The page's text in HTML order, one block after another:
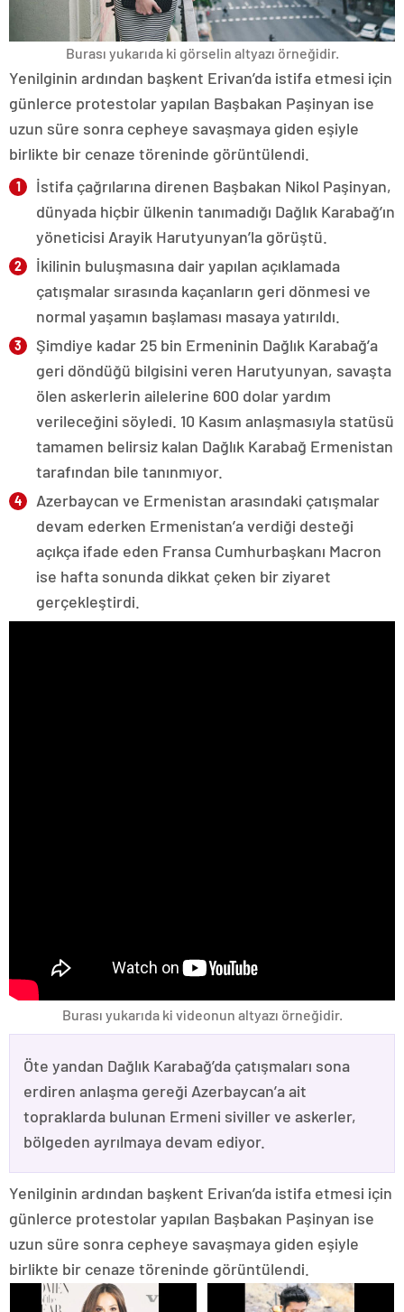
Burası yukarıda ki görselin altyazı örneğidir.
Yenilginin ardından başkent Erivan’da istifa etmesi için
günlerce protestolar yapılan Başbakan Paşinyan ise
uzun süre sonra cepheye savaşmaya giden eşiyle
birlikte bir cenaze töreninde görüntülendi.
İstifa çağrılarına direnen Başbakan Nikol Paşinyan,
dünyada hiçbir ülkenin tanımadığı Dağlık Karabağ’ın
yöneticisi Arayik Harutyunyan’la görüştü.
İkilinin buluşmasına dair yapılan açıklamada
çatışmalar sırasında kaçanların geri dönmesi ve
normal yaşamın başlaması masaya yatırıldı.
Şimdiye kadar 25 bin Ermeninin Dağlık Karabağ’a
geri döndüğü bilgisini veren Harutyunyan, savaşta
ölen askerlerin ailelerine 600 dolar yardım
verileceğini söyledi. 10 Kasım anlaşmasıyla statüsü
tamamen belirsiz kalan Dağlık Karabağ Ermenistan
tarafından bile tanınmıyor.
Azerbaycan ve Ermenistan arasındaki çatışmalar
devam ederken Ermenistan’a verdiği desteği
açıkça ifade eden Fransa Cumhurbaşkanı Macron
ise hafta sonunda dikkat çeken bir ziyaret
gerçekleştirdi.
Burası yukarıda ki videonun altyazı örneğidir.
Öte yandan Dağlık Karabağ’da çatışmaları sona
erdiren anlaşma gereği Azerbaycan’a ait
topraklarda bulunan Ermeni siviller ve askerler,
bölgeden ayrılmaya devam ediyor.
Yenilginin ardından başkent Erivan’da istifa etmesi için
günlerce protestolar yapılan Başbakan Paşinyan ise
uzun süre sonra cepheye savaşmaya giden eşiyle
birlikte bir cenaze töreninde görüntülendi.